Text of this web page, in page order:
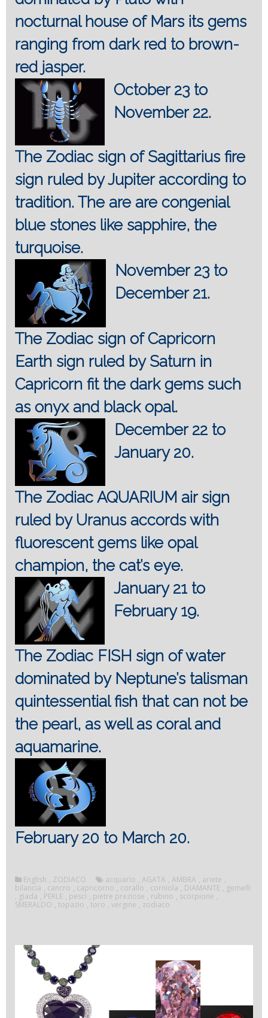
nocturnal house of Mars its gems
ranging from dark red to brown-
red jasper.
October 23 to
November 22.
The Zodiac sign of Sagittarius fire
sign ruled by Jupiter according to
tradition. The are are congenial
blue stones like sapphire, the
turquoise.
November 23 to
December 21.
The Zodiac sign of Capricorn
Earth sign ruled by Saturn in
Capricorn fit the dark gems such
as onyx and black opal.
December 22 to
January 20.
The Zodiac AQUARIUM air sign
ruled by Uranus accords with
fluorescent gems like opal
champion, the cat’s eye.
January 21 to
February 19.
The Zodiac FISH sign of water
dominated by Neptune’s talisman
quintessential fish that can not be
the pearl, as well as coral and
aquamarine.
February 20 to March 20.
English , ZODIACO acquario , AGATA , AMBRA , ariete ,
bilancia , cancro , capricorno , corallo , corniola , DIAMANTE , gemelli
, giada , PERLE , pesci , pietre preziose , rubino , scorpione ,
SMERALDO , topazio , toro , vergine , zodiaco